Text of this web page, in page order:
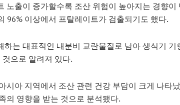
노출이 증가할수록 조산 위험이 높아지는 경향이
96% 이상에서 프탈레이트가 검출되기도 했다.
는 대표적인 내분비 교란물질로 남아 생식기 기
으로 알려져 있다.
시아 지역에서 조산 관련 건강 부담이 크게 나타
의 영향을 받는 것으로 분석됐다.